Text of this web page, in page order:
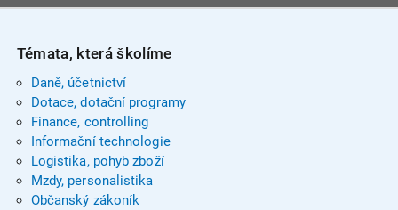
Témata, která školíme
Daně, účetnictví
Dotace, dotační programy
Finance, controlling
Informační technologie
Logistika, pohyb zboží
Mzdy, personalistika
Občanský zákoník